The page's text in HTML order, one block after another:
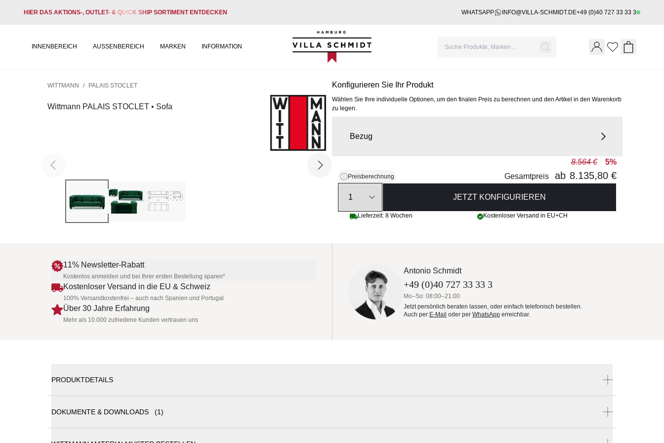
HIER DAS AKTIONS-, OUTLET- & QUICK SHIP SORTIMENT ENTDECKEN WHATSAPP INFO@VILLA-SCHMIDT.DE+49 (0)40 727 33 33 3
INNENBEREICH AUSSENBEREICH MARKEN INFORMATION
Villa Schmidt
Wishlist
WITTMANN / PALAIS STOCLET
Wittmann PALAIS STOCLET • Sofa
Konfigurieren Sie Ihr Produkt
Wählen Sie Ihre individuelle Optionen, um den finalen Preis zu berechnen und den Artikel in den Warenkorb
zu legen.
Bezug
Preisberechnung
8.564 €
5%
Gesamtpreis
ab 8.135,80 €
JETZT KONFIGURIEREN
Lieferzeit: 8 Wochen Kostenloser Versand in EU+CH
11% Newsletter-Rabatt
Kostenlos anmelden und bei Ihrer ersten Bestellung sparen*
Kostenloser Versand in die EU & Schweiz
100% Versandkostenfrei – auch nach Spanien und Portugal
Über 30 Jahre Erfahrung
Mehr als 10.000 zufriedene Kunden vertrauen uns
Antonio Schmidt
+49 (0)40 727 33 33 3
Mo–So: 08:00–21:00
Jetzt persönlich beraten lassen, oder einfach telefonisch bestellen.
Auch per E-Mail oder per WhatsApp erreichbar.
PRODUKTDETAILS
DOKUMENTE & DOWNLOADS (1)